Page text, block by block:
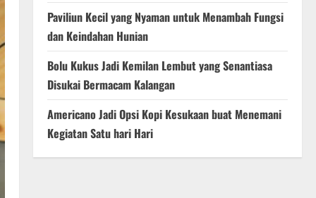
Paviliun Kecil yang Nyaman untuk Menambah Fungsi
dan Keindahan Hunian
Bolu Kukus Jadi Kemilan Lembut yang Senantiasa
Disukai Bermacam Kalangan
Americano Jadi Opsi Kopi Kesukaan buat Menemani
Kegiatan Satu hari Hari